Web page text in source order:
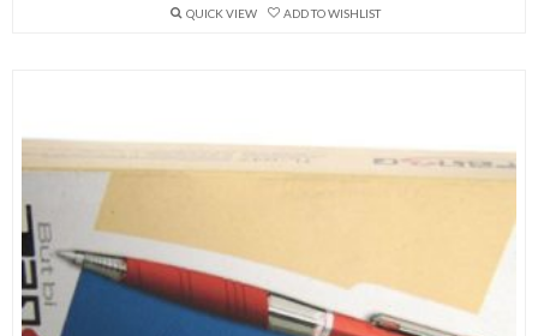
QUICK VIEW ADD TO WISHLIST